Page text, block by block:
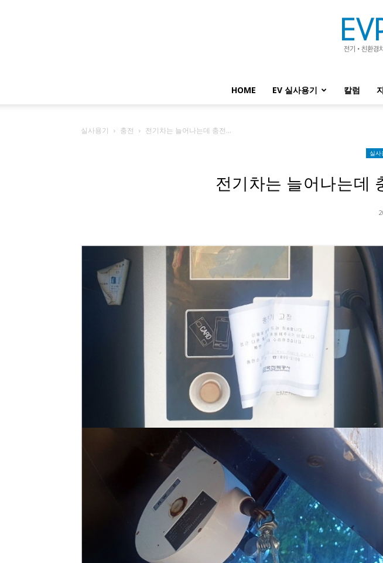
HOME EV 실사용기 칼럼
실사용기 충전 전기차는 늘어나는데 충전...
실사
전기차는 늘어나는데